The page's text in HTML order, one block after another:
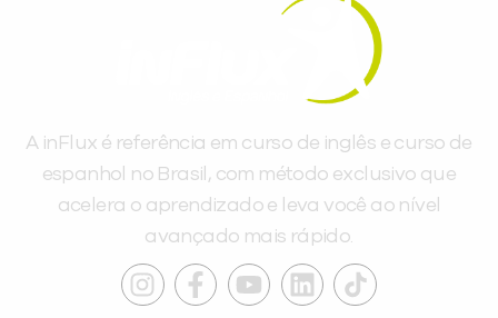
A inFlux é referência em curso de inglês e curso de
espanhol no Brasil, com método exclusivo que
acelera o aprendizado e leva você ao nível
avançado mais rápido.